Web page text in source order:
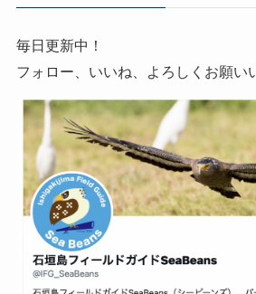
毎日更新中！
フォロー、いいね、よろしくお願い